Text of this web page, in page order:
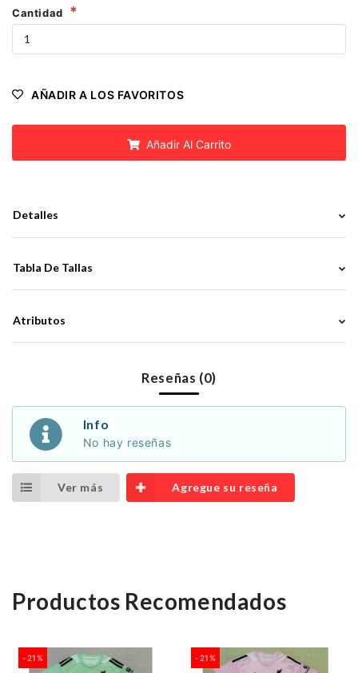
Cantidad
AÑADIR A LOS FAVORITOS
Añadir Al Carrito
Detalles
Tabla De Tallas
Atributos
Reseñas (0)
Info
No hay reseñas
Ver más Agregue su reseña
Productos Recomendados
-21% -21%